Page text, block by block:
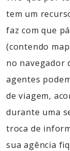
tem um
faz com que
(contendo
no navegador
agentes
de viagem,
durante uma
troca de
sua agência